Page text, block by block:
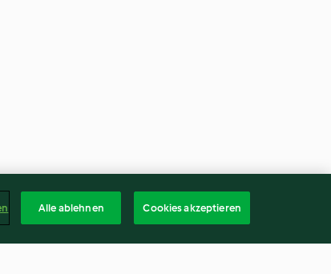
Alle ablehnen Cookies akzeptieren